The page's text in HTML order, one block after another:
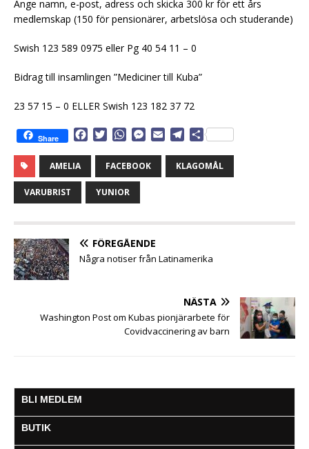
Ange namn, e-post, adress och skicka 300 kr för ett års
medlemskap (150 för pensionärer, arbetslösa och studerande)
Swish 123 589 0975 eller Pg 40 54 11 – 0
Bidrag till insamlingen ”Mediciner till Kuba”
23 57 15 – 0 ELLER Swish 123 182 37 72
Share
e
o
i
t
t
e
W
a
t
s
A
M
s
s
r
i
e
D
l
a
AMELIA FACEBOOK KLAGOMÅL
VARUBRIST YUNIOR
FÖREGÅENDE
Några notiser från Latinamerika
NÄSTA
Washington Post om Kubas pionjärarbete för
Covidvaccinering av barn
BLI MEDLEM
BUTIK